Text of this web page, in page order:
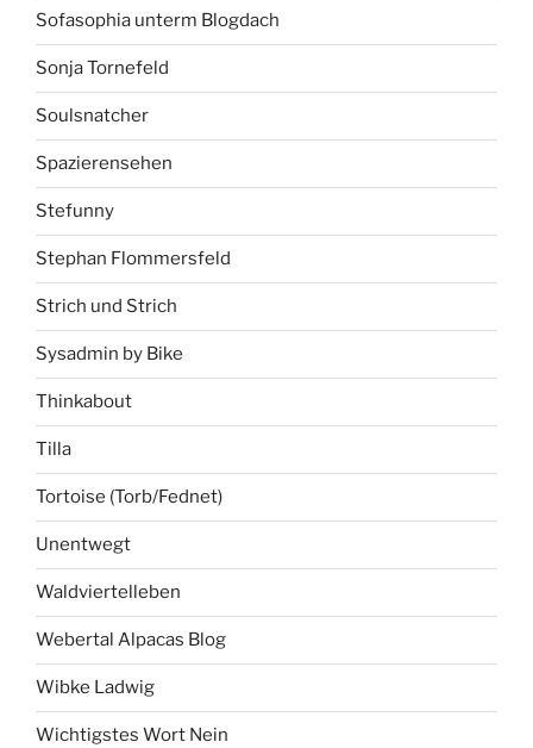
Sofasophia unterm Blogdach
Sonja Tornefeld
Soulsnatcher
Spazierensehen
Stefunny
Stephan Flommersfeld
Strich und Strich
Sysadmin by Bike
Thinkabout
Tilla
Tortoise (Torb/Fednet)
Unentwegt
Waldviertelleben
Webertal Alpacas Blog
Wibke Ladwig
Wichtigstes Wort Nein